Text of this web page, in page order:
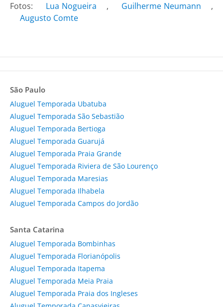
Fotos:
Lua Nogueira , Guilherme Neumann
,
Augusto Comte
São Paulo
Aluguel Temporada Ubatuba
Aluguel Temporada São Sebastião
Aluguel Temporada Bertioga
Aluguel Temporada Guarujá
Aluguel Temporada Praia Grande
Aluguel Temporada Riviera de São Lourenço
Aluguel Temporada Maresias
Aluguel Temporada Ilhabela
Aluguel Temporada Campos do Jordão
Santa Catarina
Aluguel Temporada Bombinhas
Aluguel Temporada Florianópolis
Aluguel Temporada Itapema
Aluguel Temporada Meia Praia
Aluguel Temporada Praia dos Ingleses